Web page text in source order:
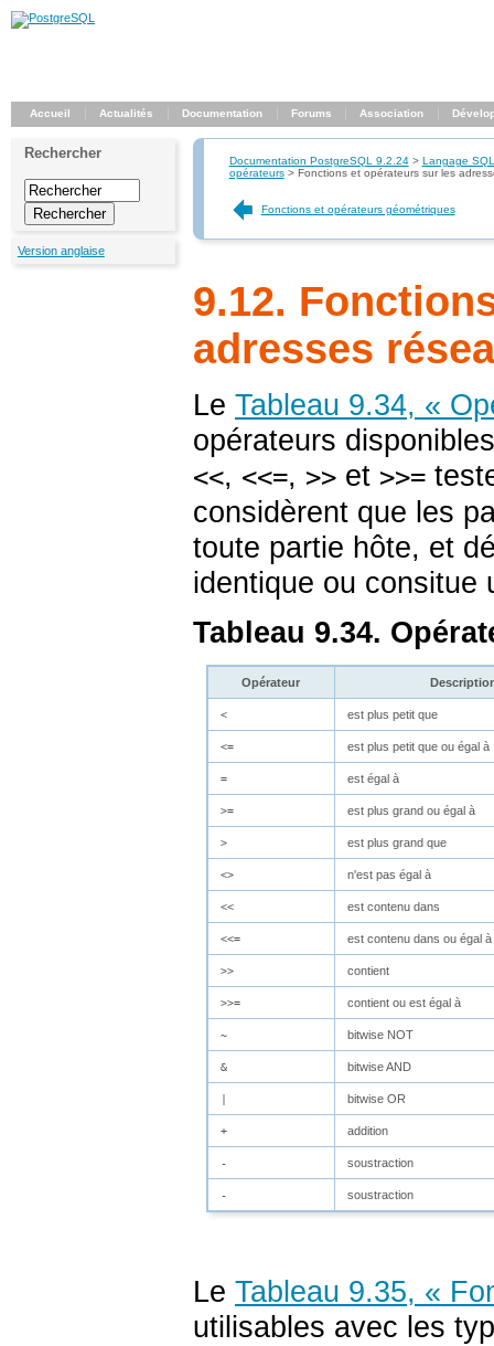
Accueil Actualités Documentation Forums Association
Rechercher
Version anglaise
Documentation PostgreSQL 9.2.24> Langage SQL
opérateurs> Fonctions et opérateurs sur les
Fonctions et opérateurs géométriques
9.12.
adresses
Le Tableau 9.34, «
opérateurs
<<, <<=, >> et >>=
considèrent que les
toute partie hôte, et
identique ou consitue
Tableau 9.34.
Opérateur
< est plus petit que
<= est plus petit que ou égal à
= est égal à
>= est plus grand ou égal à
> est plus grand que
<> n'est pas égal à
<< est contenu dans
<<= est contenu dans ou égal à
>> contient
>>= contient ou est égal à
~ bitwise NOT
& bitwise AND
bitwise OR
+ addition
- soustraction
- soustraction
Le Tableau 9.35, «
utilisables avec les